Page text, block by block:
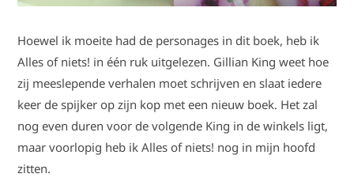
Hoewel ik moeite had de personages in dit boek, heb ik
Alles of niets! in één ruk uitgelezen. Gillian King weet hoe
zij meeslepende verhalen moet schrijven en slaat iedere
keer de spijker op zijn kop met een nieuw boek. Het zal
nog even duren voor de volgende King in de winkels ligt,
maar voorlopig heb ik Alles of niets! nog in mijn hoofd
zitten.